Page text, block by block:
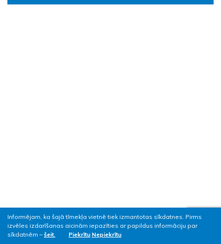
Informējam, ka šajā tīmekļa vietnē tiek izmantotas sīkdatnes. Pirms
izvēles izdarīšanas aicinām iepazīties ar papildus informāciju par
sīkdatnēm – šeit. Piekrītu Nepiekrītu